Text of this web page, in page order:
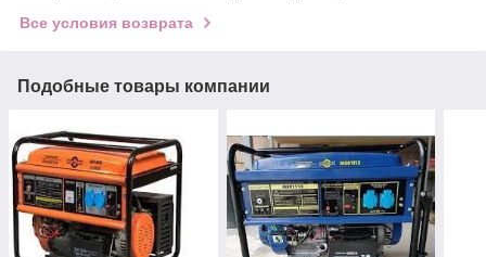
Все условия возврата
Подобные товары компании